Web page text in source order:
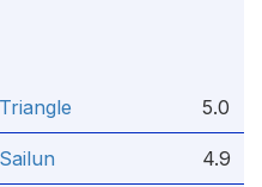
Triangle 5.0
Sailun 4.9